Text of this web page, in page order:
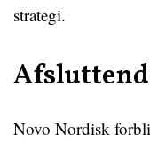
strategi.
Novo Nordisk